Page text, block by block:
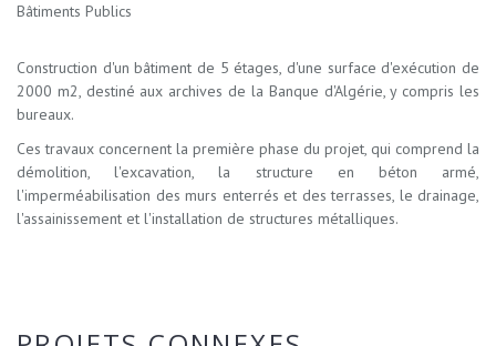
Bâtiments Publics
Construction d'un bâtiment de 5 étages, d'une surface d'exécution de
2000 m2, destiné aux archives de la Banque d'Algérie, y compris les
bureaux.
Ces travaux concernent la première phase du projet, qui comprend la
démolition, l'excavation, la structure en béton armé,
l'imperméabilisation des murs enterrés et des terrasses, le drainage,
l'assainissement et l'installation de structures métalliques.